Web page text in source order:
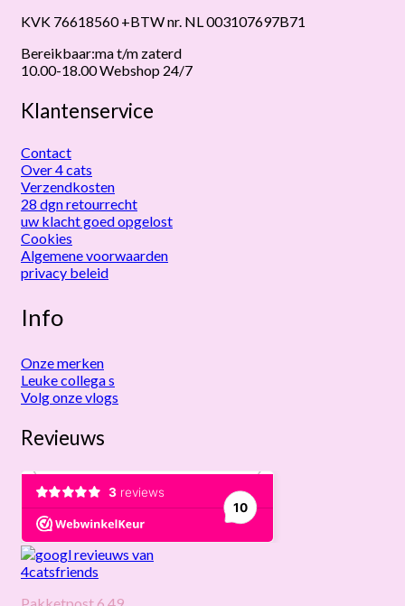
KVK 76618560 +BTW nr. NL 003107697B71
Bereikbaar:ma t/m zaterd
10.00-18.00 Webshop 24/7
Klantenservice
Contact
Over 4 cats
Verzendkosten
28 dgn retourrecht
uw klacht goed opgelost
Cookies
Algemene voorwaarden
privacy beleid
Info
Onze merken
Leuke collega s
Volg onze vlogs
Revieuws